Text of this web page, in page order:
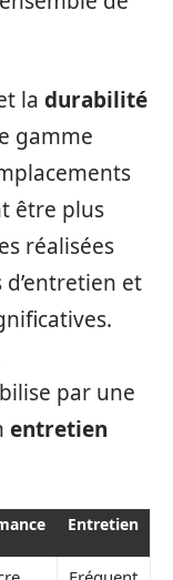
la durabilité
gamme
être plus
réalisées
et
par une
entretien
Entretien